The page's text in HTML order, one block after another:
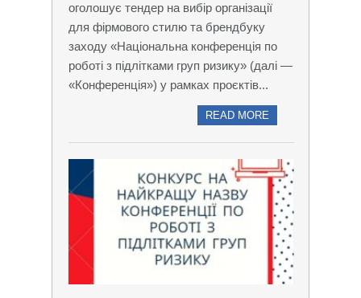
оголошує тендер на вибір організації
для фірмового стилю та брендбуку
заходу «Національна конференція по
роботі з підлітками груп ризику» (далі —
«Конференція») у рамках проєктів...
READ MORE